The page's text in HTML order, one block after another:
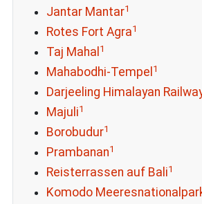
Jantar Mantar1
Rotes Fort Agra1
Taj Mahal 1
Mahabodhi-Tempel 1
Darjeeling Himalayan
Majuli1
Borobudur1
Prambanan1
Reisterrassen auf Bali1
Komodo